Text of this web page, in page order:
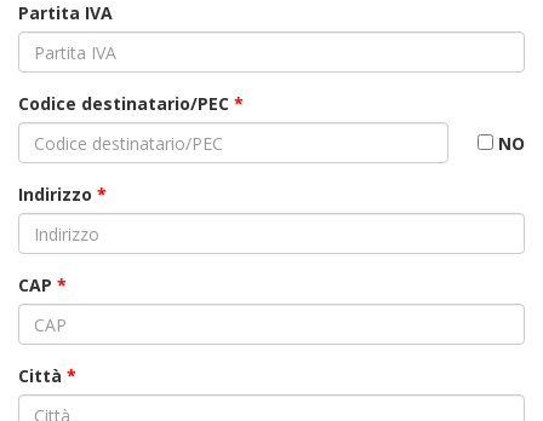
Partita IVA
Codice destinatario/PEC *
NO
Indirizzo *
CAP *
Città *